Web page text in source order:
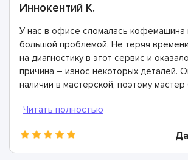
Иннокентий К.
У нас в офисе сломалась кофемашина
большой проблемой. Не теряя
на диагностику в этот сервис и
причина – износ некоторых деталей.
наличии в мастерской, поэтому